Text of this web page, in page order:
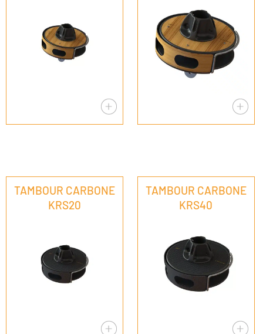
TAMBOUR CARBONE
KRS20
TAMBOUR CARBONE
KRS40